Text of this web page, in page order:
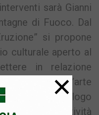
sarà Gianni
di Fuoco. Dal
si propone
culturale aperto al
in relazione
dell’arte
in un dialogo
e creatività
×